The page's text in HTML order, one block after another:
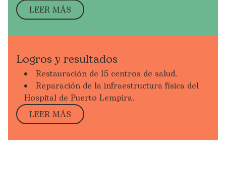
LEER MÁS
Logros y resultados
Restauración de 15 centros de salud.
Reparación de la infraestructura física del
Hospital de Puerto Lempira.
LEER MÁS